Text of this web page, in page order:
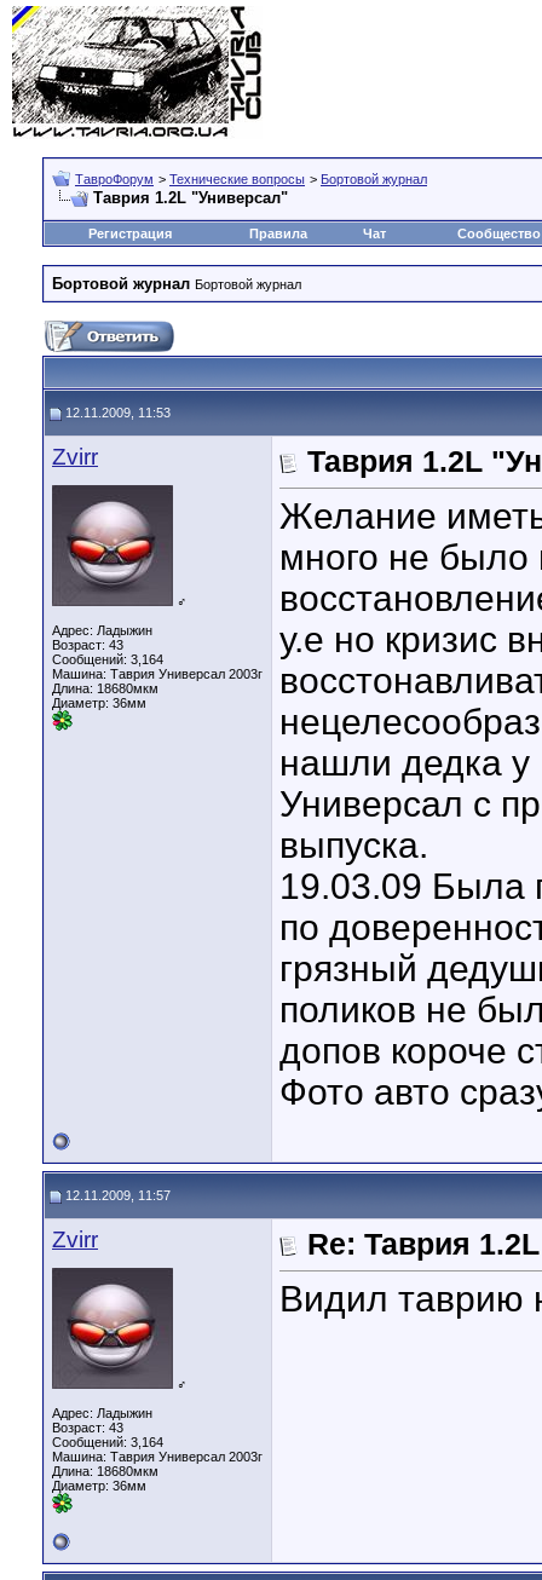
ТавроФорум > Технические вопросы > Бортовой журнал
Таврия 1.2L "Универсал"
Регистрация Правила Чат Сообщество
Бортовой журнал Бортовой журнал
12.11.2009, 11:53
Zvirr
♂
Адрес: Ладыжин
Возраст: 43
Сообщений: 3,164
Машина: Таврия Универсал 2003г
Длина: 18680мкм
Диаметр: 36мм
Таврия 1.2L
Желание
много не было
у.е но кризис
нашли дедка у
Универсал с
выпуска.
19.03.09 Была
по
грязный
поликов не
допов короче
Фото авто
12.11.2009, 11:57
Zvirr
♂
Адрес: Ладыжин
Возраст: 43
Сообщений: 3,164
Машина: Таврия Универсал 2003г
Длина: 18680мкм
Диаметр: 36мм
Re: Таврия
Видил таврию